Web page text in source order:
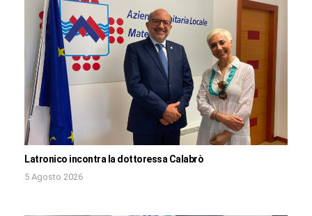
Latronico incontra la dottoressa Calabrò
5 Agosto 2026